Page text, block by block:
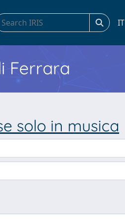
IT
Ferrara
solo in musica